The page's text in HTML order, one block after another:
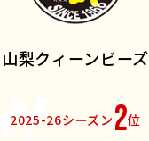
山梨クィーンビーズ
2025-26シーズン 2位